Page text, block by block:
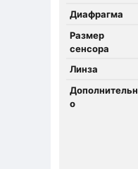
Диафрагма
Размер
сенсора
Линза
Дополнительн
о